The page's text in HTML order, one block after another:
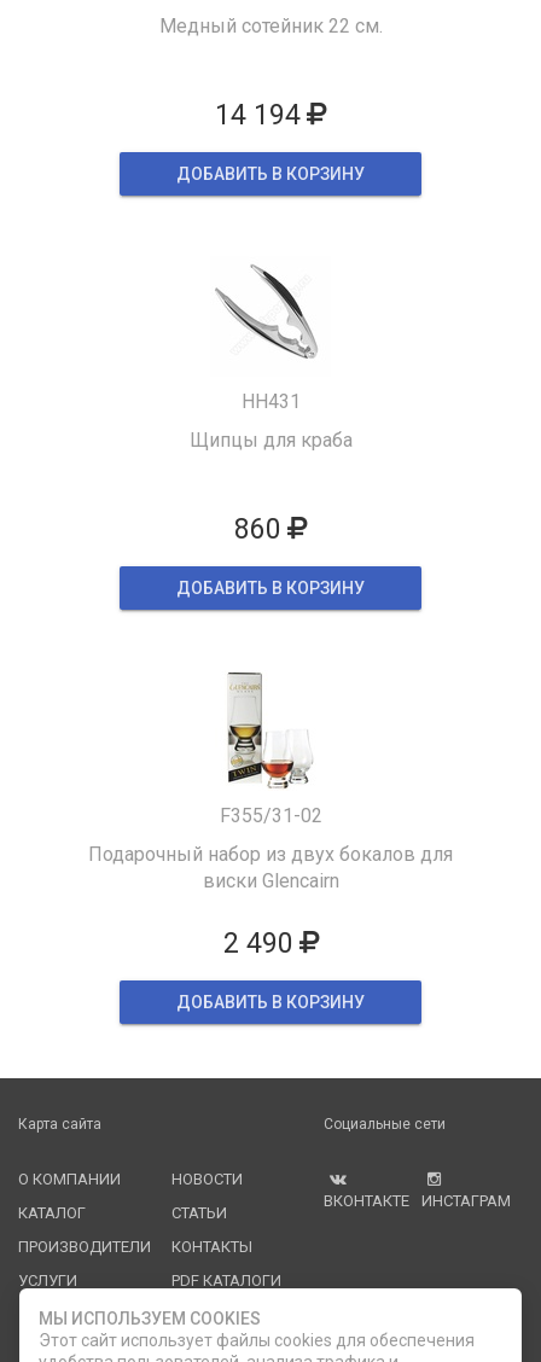
Медный сотейник 22 см.
14 194
ДОБАВИТЬ В КОРЗИНУ
HH431
Щипцы для краба
860
ДОБАВИТЬ В КОРЗИНУ
F355/31-02
Подарочный набор из двух бокалов для
виски Glencairn
2 490
ДОБАВИТЬ В КОРЗИНУ
Карта сайта
О КОМПАНИИ
КАТАЛОГ
ПРОИЗВОДИТЕЛИ
УСЛУГИ
НОВОСТИ
СТАТЬИ
КОНТАКТЫ
PDF КАТАЛОГИ
ОПЛАТА И
ДОСТАВКА
Социальные сети
ВКОНТАКТЕ ИНСТАГРАМ
МЫ ИСПОЛЬЗУЕМ COOKIES
Этот сайт использует файлы cookies для обеспечения